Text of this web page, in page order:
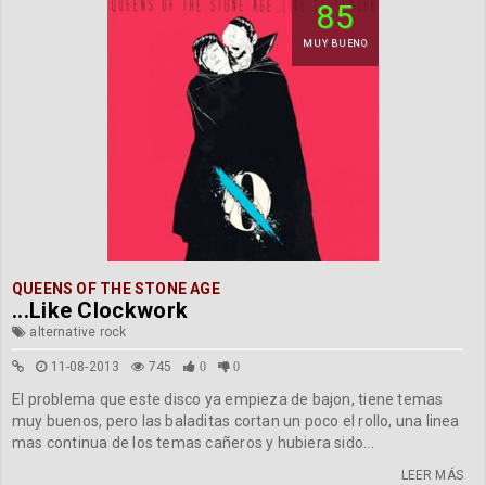
85
MUY BUENO
QUEENS OF THE STONE AGE
...Like Clockwork
alternative rock
11-08-2013 745 0 0
El problema que este disco ya empieza de bajon, tiene temas
muy buenos, pero las baladitas cortan un poco el rollo, una linea
mas continua de los temas cañeros y hubiera sido...
LEER MÁS